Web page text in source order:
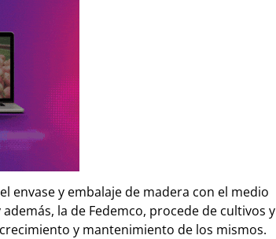
envase y embalaje de madera con el medio
la de Fedemco, procede de cultivos y
y mantenimiento de los mismos.